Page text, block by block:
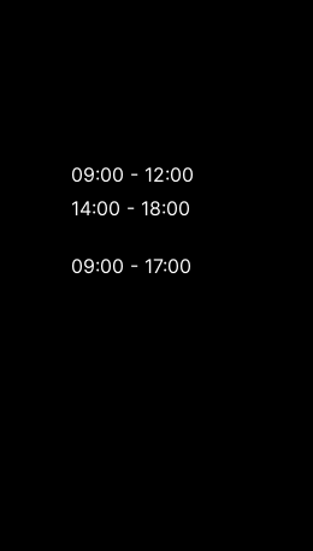
09:00 - 12:00
14:00 - 18:00
09:00 - 17:00